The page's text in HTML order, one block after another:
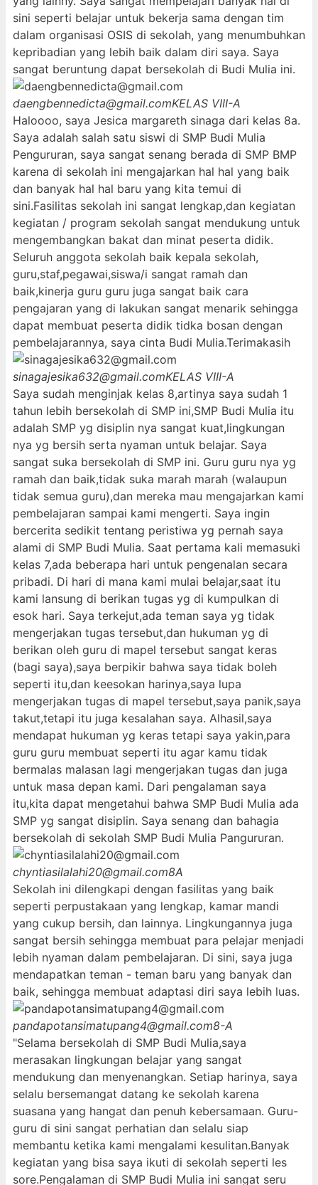
sini seperti belajar untuk bekerja sama dengan tim
dalam organisasi OSIS di sekolah, yang menumbuhkan
kepribadian yang lebih baik dalam diri saya. Saya
sangat beruntung dapat bersekolah di Budi Mulia ini.
daengbennedicta@gmail.comKELAS VIII-A
Haloooo, saya Jesica margareth sinaga dari kelas 8a.
Saya adalah salah satu siswi di SMP Budi Mulia
Pengururan, saya sangat senang berada di SMP BMP
karena di sekolah ini mengajarkan hal hal yang baik
dan banyak hal hal baru yang kita temui di
sini.Fasilitas sekolah ini sangat lengkap,dan kegiatan
kegiatan / program sekolah sangat mendukung untuk
mengembangkan bakat dan minat peserta didik.
Seluruh anggota sekolah baik kepala sekolah,
guru,staf,pegawai,siswa/i sangat ramah dan
baik,kinerja guru guru juga sangat baik cara
pengajaran yang di lakukan sangat menarik sehingga
dapat membuat peserta didik tidka bosan dengan
pembelajarannya, saya cinta Budi Mulia.Terimakasih
sinagajesika632@gmail.comKELAS VIII-A
Saya sudah menginjak kelas 8,artinya saya sudah 1
tahun lebih bersekolah di SMP ini,SMP Budi Mulia itu
adalah SMP yg disiplin nya sangat kuat,lingkungan
nya yg bersih serta nyaman untuk belajar. Saya
sangat suka bersekolah di SMP ini. Guru guru nya yg
ramah dan baik,tidak suka marah marah (walaupun
tidak semua guru),dan mereka mau mengajarkan kami
pembelajaran sampai kami mengerti. Saya ingin
bercerita sedikit tentang peristiwa yg pernah saya
alami di SMP Budi Mulia. Saat pertama kali memasuki
kelas 7,ada beberapa hari untuk pengenalan secara
pribadi. Di hari di mana kami mulai belajar,saat itu
kami lansung di berikan tugas yg di kumpulkan di
esok hari. Saya terkejut,ada teman saya yg tidak
mengerjakan tugas tersebut,dan hukuman yg di
berikan oleh guru di mapel tersebut sangat keras
(bagi saya),saya berpikir bahwa saya tidak boleh
seperti itu,dan keesokan harinya,saya lupa
mengerjakan tugas di mapel tersebut,saya panik,saya
takut,tetapi itu juga kesalahan saya. Alhasil,saya
mendapat hukuman yg keras tetapi saya yakin,para
guru guru membuat seperti itu agar kamu tidak
bermalas malasan lagi mengerjakan tugas dan juga
untuk masa depan kami. Dari pengalaman saya
itu,kita dapat mengetahui bahwa SMP Budi Mulia ada
SMP yg sangat disiplin. Saya senang dan bahagia
bersekolah di sekolah SMP Budi Mulia Pangururan.
chyntiasilalahi20@gmail.com8A
Sekolah ini dilengkapi dengan fasilitas yang baik
seperti perpustakaan yang lengkap, kamar mandi
yang cukup bersih, dan lainnya. Lingkungannya juga
sangat bersih sehingga membuat para pelajar menjadi
lebih nyaman dalam pembelajaran. Di sini, saya juga
mendapatkan teman - teman baru yang banyak dan
baik, sehingga membuat adaptasi diri saya lebih luas.
pandapotansimatupang4@gmail.com8-A
"Selama bersekolah di SMP Budi Mulia,saya
merasakan lingkungan belajar yang sangat
mendukung dan menyenangkan. Setiap harinya, saya
selalu bersemangat datang ke sekolah karena
suasana yang hangat dan penuh kebersamaan. Guru-
guru di sini sangat perhatian dan selalu siap
membantu ketika kami mengalami kesulitan.Banyak
kegiatan yang bisa saya ikuti di sekolah seperti les
sore.Pengalaman di SMP Budi Mulia ini sangat seru